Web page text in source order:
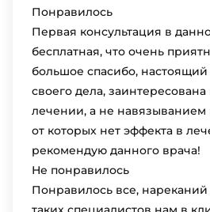
Понравилось
Первая консультация в
бесплатная, что очень
большое спасибо,
своего дела,
лечении, а не навязыванием
от которых нет эффекта в
рекомендую данного врача!
Не понравилось
Понравилось все,